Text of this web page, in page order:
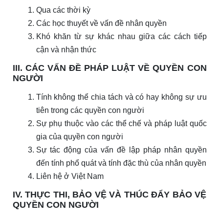
Qua các thời kỳ
Các học thuyết về vấn đề nhân quyền
Khó khăn từ sự khác nhau giữa các cách tiếp
cận và nhận thức
III. CÁC VẤN ĐỀ PHÁP LUẬT VỀ QUYỀN CON
NGƯỜI
Tính không thể chia tách và có hay không sự ưu
tiên trong các quyền con người
Sự phụ thuộc vào các thể chế và pháp luật quốc
gia của quyền con người
Sự tác động của vấn đề lập pháp nhân quyền
đến tính phổ quát và tính đặc thù của nhân quyền
Liên hệ ở Việt Nam
IV. THỰC THI, BẢO VỆ VÀ THÚC ĐẨY BẢO VỆ
QUYỀN CON NGƯỜI